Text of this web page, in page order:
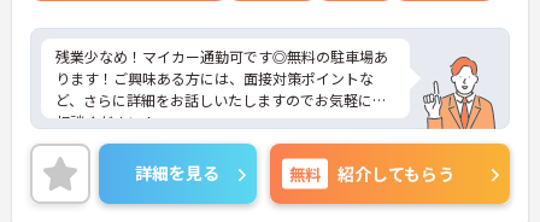
残業少なめ！マイカー通勤可です◎無料の駐車場あ
ります！ご興味ある方には、面接対策ポイントな
ど、さらに詳細をお話しいたしますのでお気軽にご
相談ください！
詳細を見る 無料 紹介してもらう